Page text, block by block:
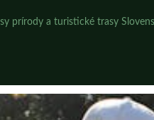
prírody a turistické trasy